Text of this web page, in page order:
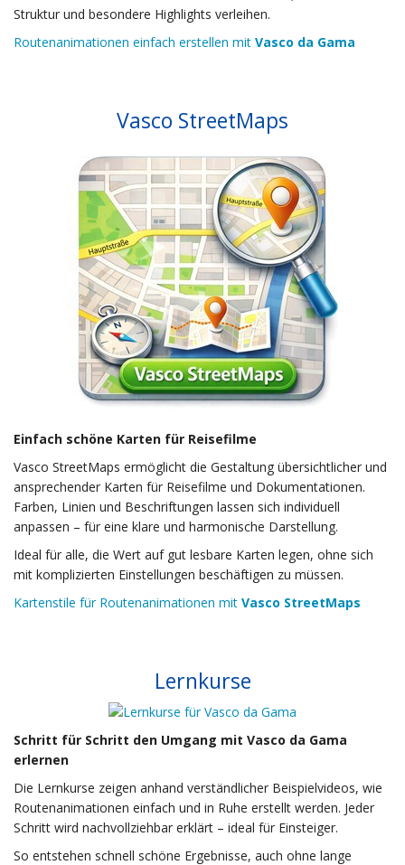
Struktur und besondere Highlights verleihen.
Routenanimationen einfach erstellen mit Vasco da Gama
Vasco StreetMaps
Einfach schöne Karten für Reisefilme
Vasco StreetMaps ermöglicht die Gestaltung übersichtlicher und
ansprechender Karten für Reisefilme und Dokumentationen.
Farben, Linien und Beschriftungen lassen sich individuell
anpassen – für eine klare und harmonische Darstellung.
Ideal für alle, die Wert auf gut lesbare Karten legen, ohne sich
mit komplizierten Einstellungen beschäftigen zu müssen.
Kartenstile für Routenanimationen mit Vasco StreetMaps
Lernkurse
Schritt für Schritt den Umgang mit Vasco da Gama
erlernen
Die Lernkurse zeigen anhand verständlicher Beispielvideos, wie
Routenanimationen einfach und in Ruhe erstellt werden. Jeder
Schritt wird nachvollziehbar erklärt – ideal für Einsteiger.
So entstehen schnell schöne Ergebnisse, auch ohne lange